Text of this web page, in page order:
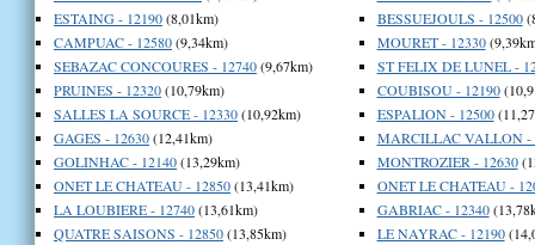
ESTAING - 12190(8,01km)
CAMPUAC - 12580(9,34km)
SEBAZAC CONCOURES - 12740(9,67km)
PRUINES - 12320(10,79km)
SALLES LA SOURCE - 12330(10,92km)
GAGES - 12630(12,41km)
GOLINHAC - 12140(13,29km)
ONET LE CHATEAU - 12850(13,41km)
LA LOUBIERE - 12740(13,61km)
QUATRE SAISONS - 12850(13,85km)
BESSUEJOULS - 12500
MOURET - 12330
ST FELIX DE LUNEL -
COUBISOU - 12190
ESPALION - 12500
MARCILLAC VALLON -
MONTROZIER - 12630
ONET LE CHATEAU -
GABRIAC - 12340
LE NAYRAC - 12190